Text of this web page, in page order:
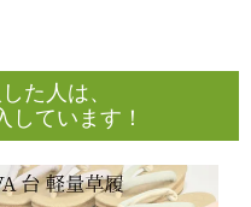
た人は、
しています！